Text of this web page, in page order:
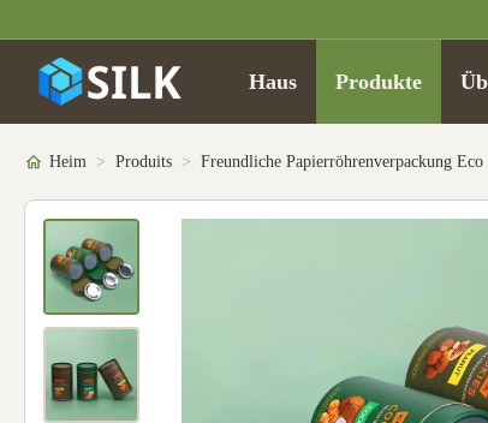
Haus Produkte
Heim > Produits > Freundliche Papierröhrenverpackung Eco